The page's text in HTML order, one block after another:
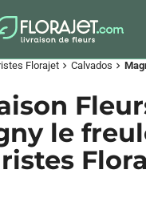
Florajet chevron_right Calvados chevron_right
le